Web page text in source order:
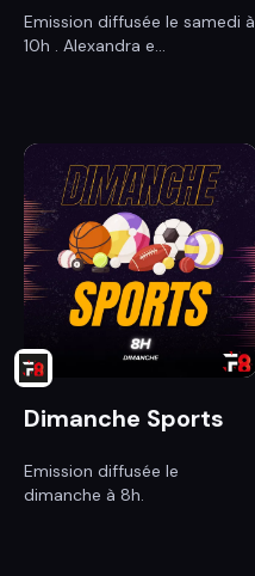
Emission diffusée le samedi à
10h . Alexandra e...
Dimanche Sports
Emission diffusée le
dimanche à 8h.